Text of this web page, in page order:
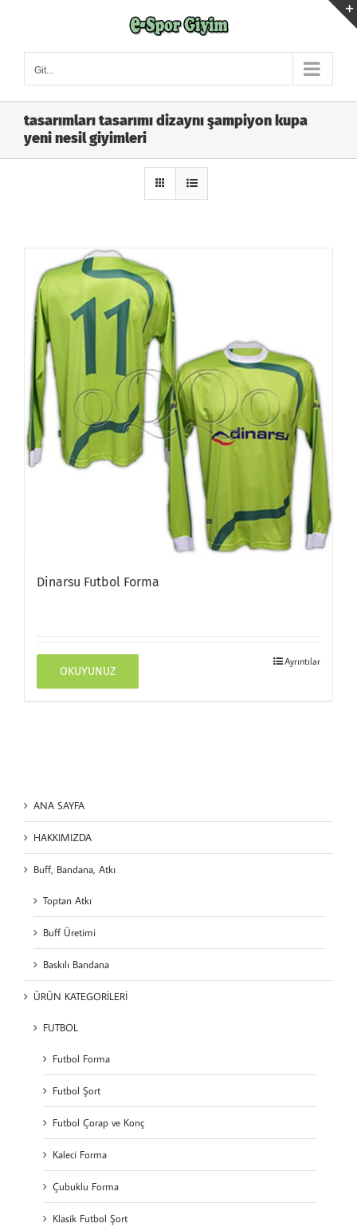
Git...
tasarımları tasarımı dizaynı şampiyon kupa
yeni nesil giyimleri
Dinarsu Futbol Forma
OKUYUNUZ
Ayrıntılar
ANA SAYFA
HAKKIMIZDA
Buff, Bandana, Atkı
Toptan Atkı
Buff Üretimi
Baskılı Bandana
ÜRÜN KATEGORİLERİ
FUTBOL
Futbol Forma
Futbol Şort
Futbol Çorap ve Konç
Kaleci Forma
Çubuklu Forma
Klasik Futbol Şort